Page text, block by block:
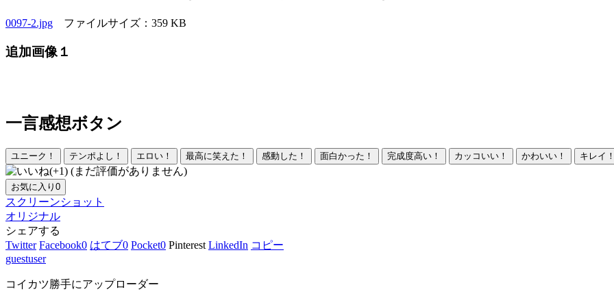
0097-2.jpg ファイルサイズ：359 KB
追加画像１
一言感想ボタン
ユニーク！ テンポよし！ エロい！ 最高に笑えた！ 感動した！ 面白かった！ 完成度高い！ カッコいい！ かわいい！ キレイ！
(まだ評価がありません)
お気に入り 0
スクリーンショット
オリジナル
シェアする
Twitter Facebook0 はてブ0 Pocket0 Pinterest LinkedIn コピー
guestuser
コイカツ勝手にアップローダー